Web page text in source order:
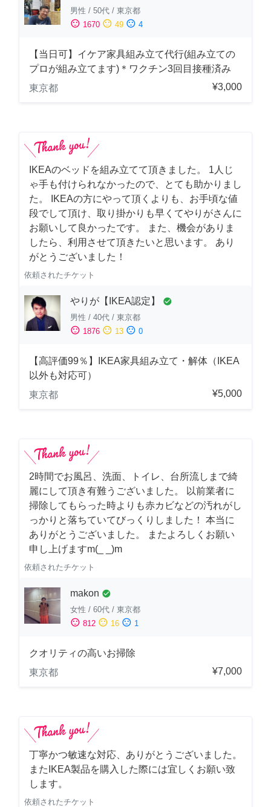
男性 / 50代 / 東京都
sentiment_satisfied 1670 sentiment_neutral 49 sentiment_dissatisfied 4
【当日可】イケア家具組み立て代行(組み立ての
プロが組み立てます)＊ワクチン3回目接種済み
東京都
¥3,000
IKEAのベッドを組み立てて頂きました。 1人じ
ゃ手も付けられなかったので、とても助かりまし
た。 IKEAの方にやって頂くよりも、お手頃な値
段でして頂け、取り掛かりも早くてやりがさんに
お願いして良かったです。 また、機会がありま
したら、利用させて頂きたいと思います。 あり
がとうございました！
依頼されたチケット
やりが【IKEA認定】 check_circle
男性 / 40代 / 東京都
sentiment_satisfied 1876 sentiment_neutral 13 sentiment_dissatisfied 0
【高評価99％】IKEA家具組み立て・解体（IKEA
以外も対応可）
東京都
¥5,000
2時間でお風呂、洗面、トイレ、台所流しまで綺
麗にして頂き有難うございました。 以前業者に
掃除してもらった時よりも赤カビなどの汚れがし
っかりと落ちていてびっくりしました！ 本当に
ありがとうございました。 またよろしくお願い
申し上げますm(_ _)m
依頼されたチケット
makon check_circle
女性 / 60代 / 東京都
sentiment_satisfied 812 sentiment_neutral 16 sentiment_dissatisfied 1
クオリティの高いお掃除
東京都
¥7,000
丁寧かつ敏速な対応、ありがとうございました。
またIKEA製品を購入した際には宜しくお願い致
します。
依頼されたチケット